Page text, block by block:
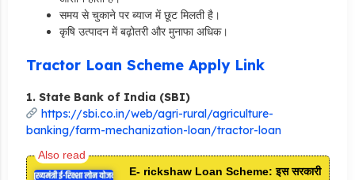
समय से चुकाने पर ब्याज में छूट मिलती है।
कृषि उत्पादन में बढ़ोतरी और मुनाफा अधिक।
Tractor Loan Scheme Apply Link
1. State Bank of India (SBI)
https://sbi.co.in/web/agri-rural/agriculture-
banking/farm-mechanization-loan/tractor-loan
E- rickshaw Loan Scheme: इस सरकारी